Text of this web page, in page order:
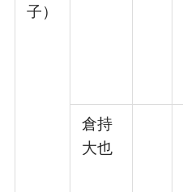
⼦）
倉持
⼤也